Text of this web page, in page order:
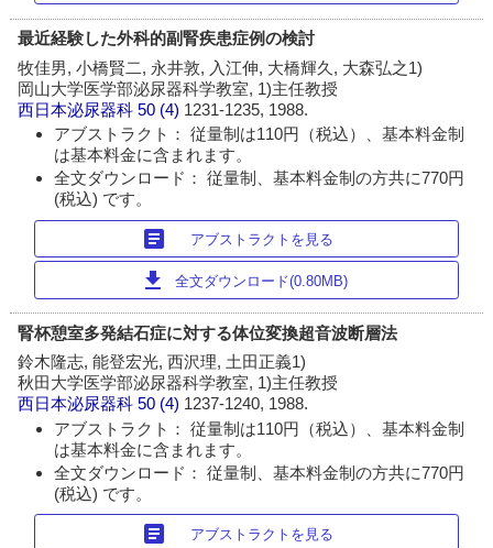
最近経験した外科的副腎疾患症例の検討
牧佳男, 小橋賢二, 永井敦, 入江伸, 大橋輝久, 大森弘之1)
岡山大学医学部泌尿器科学教室, 1)主任教授
西日本泌尿器科 50 (4) 1231-1235, 1988.
アブストラクト： 従量制は110円（税込）、基本料金制
は基本料金に含まれます。
全文ダウンロード： 従量制、基本料金制の方共に770円
(税込) です。
article アブストラクトを見る
download 全文ダウンロード(0.80MB)
腎杯憩室多発結石症に対する体位変換超音波断層法
鈴木隆志, 能登宏光, 西沢理, 土田正義1)
秋田大学医学部泌尿器科学教室, 1)主任教授
西日本泌尿器科 50 (4) 1237-1240, 1988.
アブストラクト： 従量制は110円（税込）、基本料金制
は基本料金に含まれます。
全文ダウンロード： 従量制、基本料金制の方共に770円
(税込) です。
article アブストラクトを見る